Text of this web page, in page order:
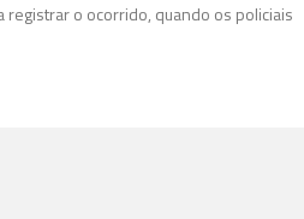
o ocorrido, quando os policiais